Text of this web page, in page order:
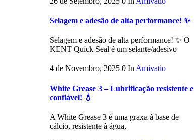
Selagem e adesão de alta performance! ✨
Selagem e adesão de alta performance! ✨ O
KENT Quick Seal é um selante/adesivo
4 de Novembro, 2025 0 In Amivatio
White Grease 3 – Lubrificação resistente e
confiável! 💧
A White Grease 3 é uma graxa à base de
cálcio, resistente à água,